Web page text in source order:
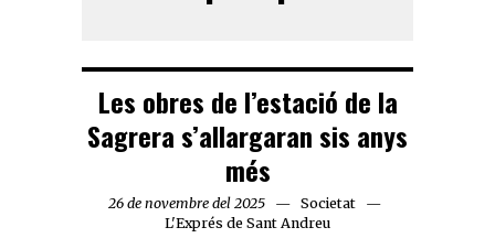
Les obres de l’estació de la
Sagrera s’allargaran sis anys
més
26 de novembre del 2025
Societat
L'Exprés de Sant Andreu